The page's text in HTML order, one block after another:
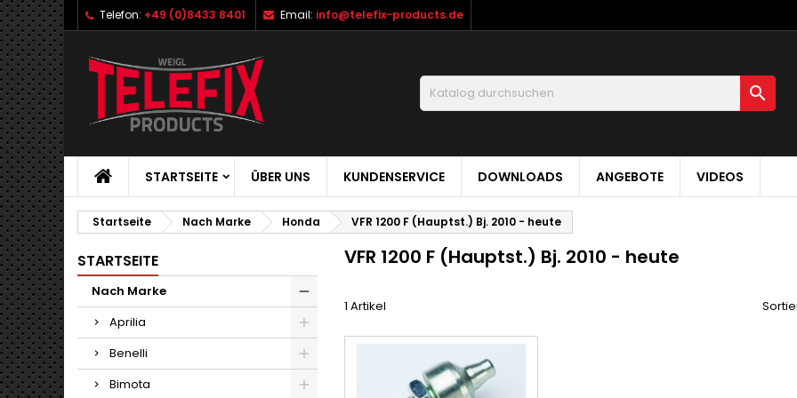
Telefon: +49 (0)8433 8401 Email: info@telefix-products.de

STARTSEITE ÜBER UNS KUNDENSERVICE DOWNLOADS ANGEBOTE VIDEOS
Startseite Nach Marke Honda VFR 1200 F (Hauptst.) Bj. 2010 - heute
STARTSEITE
Nach Marke
Aprilia
Benelli
Bimota
VFR 1200 F (Hauptst.) Bj. 2010 - heute
1 Artikel